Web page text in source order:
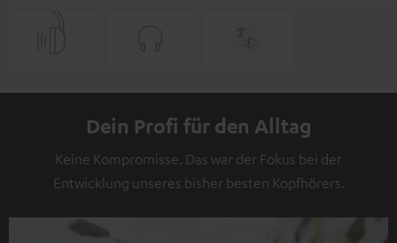
Dein Profi für den Alltag
Keine Kompromisse. Das war der Fokus bei der
Entwicklung unseres bisher besten Kopfhörers.